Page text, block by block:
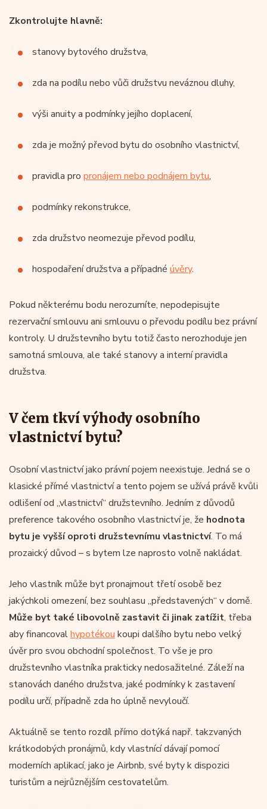
Zkontrolujte hlavně:
stanovy bytového družstva,
zda na podílu nebo vůči družstvu neváznou dluhy,
výši anuity a podmínky jejího doplacení,
zda je možný převod bytu do osobního vlastnictví,
pravidla pro pronájem nebo podnájem bytu,
podmínky rekonstrukce,
zda družstvo neomezuje převod podílu,
hospodaření družstva a případné úvěry.
Pokud některému bodu nerozumíte, nepodepisujte
rezervační smlouvu ani smlouvu o převodu podílu bez právní
kontroly. U družstevního bytu totiž často nerozhoduje jen
samotná smlouva, ale také stanovy a interní pravidla
družstva.
V čem tkví výhody osobního
vlastnictví bytu?
Osobní vlastnictví jako právní pojem neexistuje. Jedná se o
klasické přímé vlastnictví a tento pojem se užívá právě kvůli
odlišení od „vlastnictví“ družstevního. Jedním z důvodů
preference takového osobního vlastnictví je, že hodnota
bytu je vyšší oproti družstevnímu vlastnictví. To má
prozaický důvod – s bytem lze naprosto volně nakládat.
Jeho vlastník může byt pronajmout třetí osobě bez
jakýchkoli omezení, bez souhlasu „představených“ v domě.
Může byt také libovolně zastavit či jinak zatížit, třeba
aby financovalhypotékou koupi dalšího bytu nebo velký
úvěr pro svou obchodní společnost. To vše je pro
družstevního vlastníka prakticky nedosažitelné. Záleží na
stanovách daného družstva, jaké podmínky k zastavení
podílu určí, případně zda ho úplně nevyloučí.
Aktuálně se tento rozdíl přímo dotýká např. takzvaných
krátkodobých pronájmů, kdy vlastnící dávají pomocí
moderních aplikací, jako je Airbnb, své byty k dispozici
turistům a nejrůznějším cestovatelům.